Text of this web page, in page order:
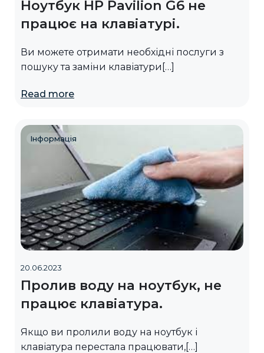
Ноутбук HP Pavilion G6 не
працює на клавіатурі.
Ви можете отримати необхідні послуги з
пошуку та заміни клавіатури[…]
Read more
Інформація
20.06.2023
Пролив воду на ноутбук, не
працює клавіатура.
Якщо ви пролили воду на ноутбук і
клавіатура перестала працювати,[…]